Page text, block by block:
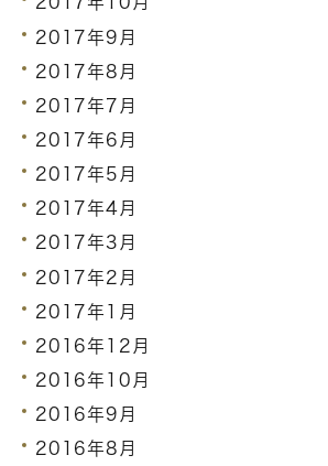
2017年9月
2017年8月
2017年7月
2017年6月
2017年5月
2017年4月
2017年3月
2017年2月
2017年1月
2016年12月
2016年10月
2016年9月
2016年8月